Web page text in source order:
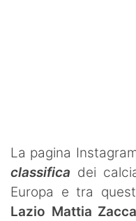
La pagina
classifica dei
Europa e tra
Lazio Mattia